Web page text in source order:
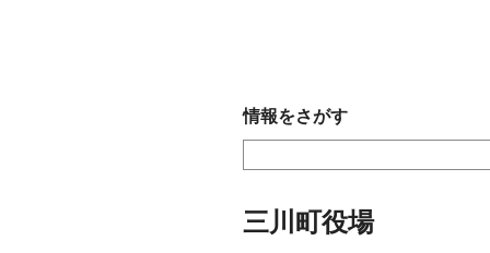
情報をさがす
三川町役場